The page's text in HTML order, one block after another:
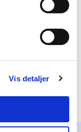
Vis detaljer